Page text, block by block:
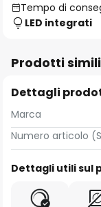
Tempo di
LED integrati
Prodotti simili
Dettagli
Marca
Numero articolo
Dettagli utili sul